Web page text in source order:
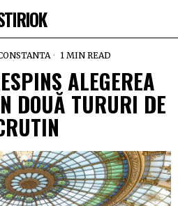
1 MIN READ
ALEGEREA
DOUĂ TURURI DE